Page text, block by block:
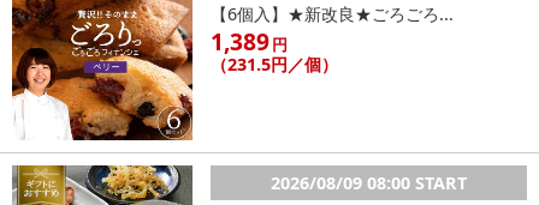
【6個入】★新改良★ごろごろ...
1,389円
（231.5円／個）
2026/08/09 08:00 START